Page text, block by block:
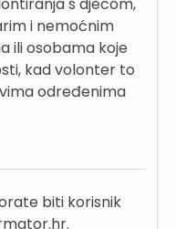
i nemoćnim
ili osobama koje
kad volonter to
određenima
biti korisnik